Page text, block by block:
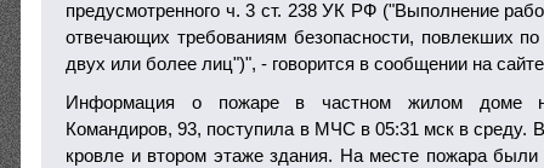
предусмотренного ч. 3 ст. 238 УК РФ ("Выполнение
отвечающих требованиям безопасности, повлекших
двух или более лиц")", - говорится в сообщении на
Информация о пожаре в частном жилом доме
Командиров, 93, поступила в МЧС в 05:31 мск в среду.
кровле и втором этаже здания. На месте пожара